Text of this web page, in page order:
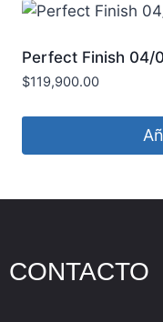
Perfect Finish 04/
$119,900.00
CONTACTO